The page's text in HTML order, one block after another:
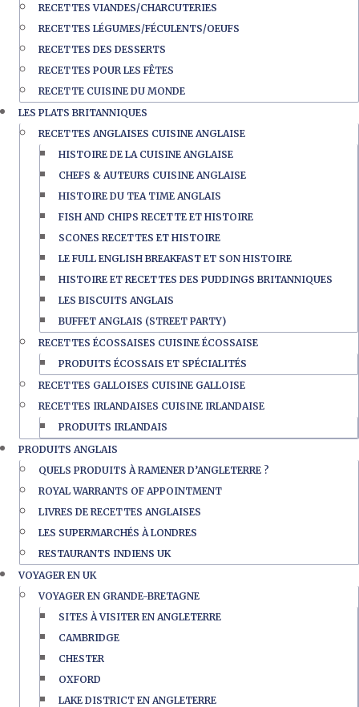
RECETTES VIANDES/CHARCUTERIES
RECETTES LÉGUMES/FÉCULENTS/OEUFS
RECETTES DES DESSERTS
RECETTES POUR LES FÊTES
RECETTE CUISINE DU MONDE
LES PLATS BRITANNIQUES
RECETTES ANGLAISES CUISINE ANGLAISE
HISTOIRE DE LA CUISINE ANGLAISE
CHEFS & AUTEURS CUISINE ANGLAISE
HISTOIRE DU TEA TIME ANGLAIS
FISH AND CHIPS RECETTE ET HISTOIRE
SCONES RECETTES ET HISTOIRE
LE FULL ENGLISH BREAKFAST ET SON HISTOIRE
HISTOIRE ET RECETTES DES PUDDINGS BRITANNIQUES
LES BISCUITS ANGLAIS
BUFFET ANGLAIS (STREET PARTY)
RECETTES ÉCOSSAISES CUISINE ÉCOSSAISE
PRODUITS ÉCOSSAIS ET SPÉCIALITÉS
RECETTES GALLOISES CUISINE GALLOISE
RECETTES IRLANDAISES CUISINE IRLANDAISE
PRODUITS IRLANDAIS
PRODUITS ANGLAIS
QUELS PRODUITS À RAMENER D’ANGLETERRE ?
ROYAL WARRANTS OF APPOINTMENT
LIVRES DE RECETTES ANGLAISES
LES SUPERMARCHÉS À LONDRES
RESTAURANTS INDIENS UK
VOYAGER EN UK
VOYAGER EN GRANDE-BRETAGNE
SITES À VISITER EN ANGLETERRE
CAMBRIDGE
CHESTER
OXFORD
LAKE DISTRICT EN ANGLETERRE